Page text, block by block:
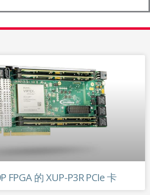
FPGA 的 XUP-P3R PCIe 卡